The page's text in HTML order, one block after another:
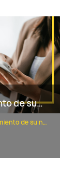
PRAN anuncia el lanzamiento de su nueva generación de productos
PRAN Systems Inc. anuncia el lanzamiento de su nueva generación de módulos para 2023, anuncio que coincide con la celebración del 30 aniversario de la compañía.